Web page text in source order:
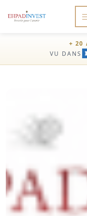
+ 20
VU DANS